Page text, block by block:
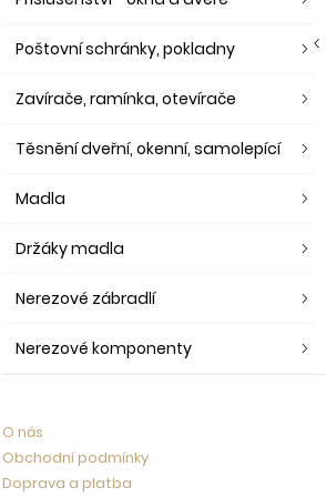
Poštovní schránky, pokladny
Zavírače, ramínka, otevírače
Těsnění dveřní, okenní, samolepící
Madla
Držáky madla
Nerezové zábradlí
Nerezové komponenty
O nás
Obchodní podmínky
Doprava a platba